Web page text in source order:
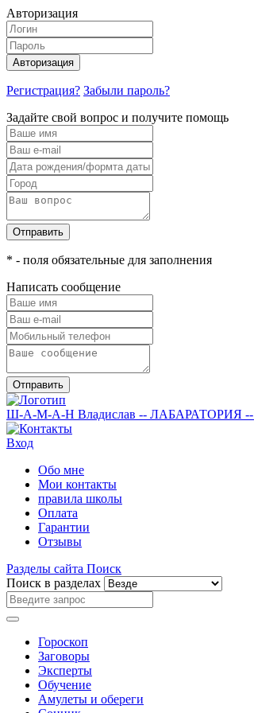
Авторизация
Авторизация
Регистрация? Забыли пароль?
Задайте свой вопрос и получите помощь
Отправить
* - поля обязательные для заполнения
Написать сообщение
Отправить
Ш-А-М-А-Н Владислав -- ЛАБАРАТОРИЯ --
Вход
Обо мне
Мои контакты
правила школы
Оплата
Гарантии
Отзывы
Разделы сайта Поиск
Поиск в разделах
Гороскоп
Заговоры
Эксперты
Обучение
Амулеты и обереги